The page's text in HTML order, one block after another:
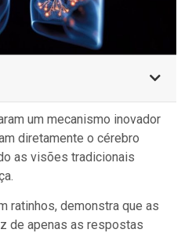
um mecanismo inovador
diretamente o cérebro
as visões tradicionais
ratinhos, demonstra que as
de apenas as respostas